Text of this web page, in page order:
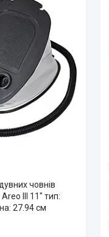
човнів
III 11″ тип:
27.94 см